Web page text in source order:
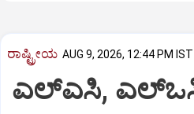
ರಾಷ್ಟ್ರೀಯ AUG 9, 2026, 12:44 PM IST
ಎಲ್‌ಎಸಿ,